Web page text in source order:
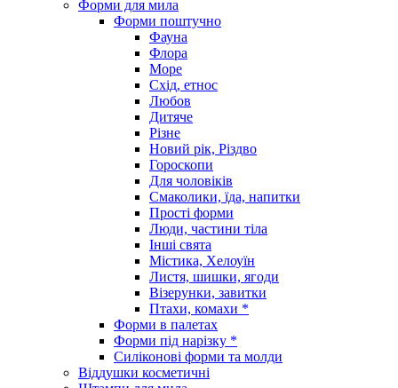
Форми для мила
Форми поштучно
Фауна
Флора
Море
Схід, етнос
Любов
Дитяче
Різне
Новий рік, Різдво
Гороскопи
Для чоловіків
Смаколики, їда, напитки
Прості форми
Люди, частини тіла
Інші свята
Містика, Хелоуїн
Листя, шишки, ягоди
Візерунки, завитки
Птахи, комахи *
Форми в палетах
Форми під нарізку *
Силіконові форми та молди
Віддушки косметичні